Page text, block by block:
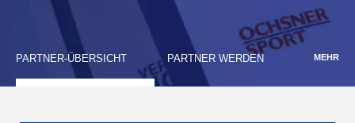
PARTNER-ÜBERSICHT PARTNER WERDEN MEHR